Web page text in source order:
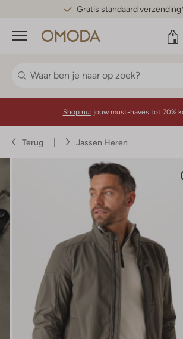
Gratis standaard
Menu
Shop nu: jouw must-haves tot 70%
Terug Jassen Heren